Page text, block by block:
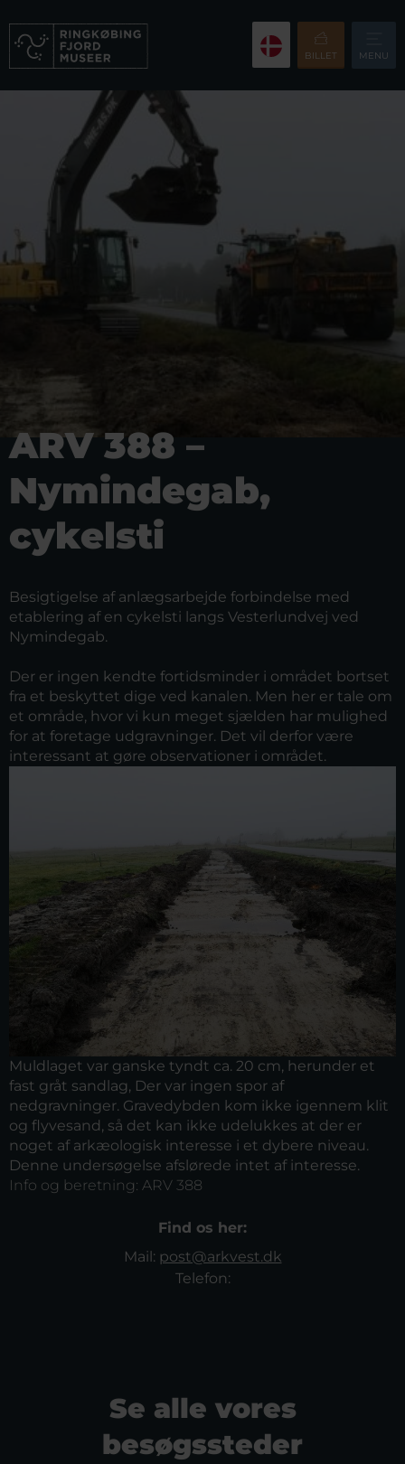
BILLET MENU
ARV 388 –
Nymindegab,
cykelsti
Besigtigelse af anlægsarbejde forbindelse med
etablering af en cykelsti langs Vesterlundvej ved
Nymindegab.
Der er ingen kendte fortidsminder i området bortset
fra et beskyttet dige ved kanalen. Men her er tale om
et område, hvor vi kun meget sjælden har mulighed
for at foretage udgravninger. Det vil derfor være
interessant at gøre observationer i området.
Muldlaget var ganske tyndt ca. 20 cm, herunder et
fast gråt sandlag, Der var ingen spor af
nedgravninger. Gravedybden kom ikke igennem klit
og flyvesand, så det kan ikke udelukkes at der er
noget af arkæologisk interesse i et dybere niveau.
Denne undersøgelse afslørede intet af interesse.
Info og beretning: ARV 388
Find os her:
Mail: post@arkvest.dk
Telefon:
Se alle vores
besøgssteder